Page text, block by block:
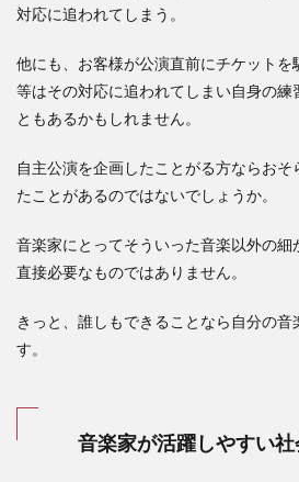
対応に追われてしまう。
他にも、お客様が公演直前にチケットを
等はその対応に追われてしまい自身の練
ともあるかもしれません。
自主公演を企画したことがる方ならおそ
たことがあるのではないでしょうか。
音楽家にとってそういった音楽以外の細
直接必要なものではありません。
きっと、誰しもできることなら自分の
す。
音楽家が活躍しやすい